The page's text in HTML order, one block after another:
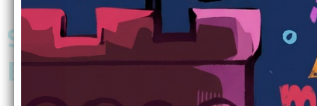
9a Mostra d'Entitats i
Entitats